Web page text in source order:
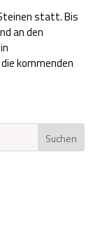
statt. Bis
an den
kommenden